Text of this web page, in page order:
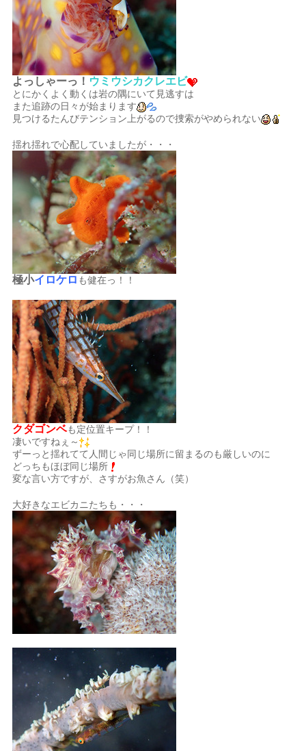
よっしゃーっ！ ウミウシカクレエビ
とにかくよく動くは岩の隅にいて見逃すは
また追跡の日々が始まります
見つけるたんびテンション上がるので捜索がやめられない
揺れ揺れで心配していましたが・・・
極小イロケロ も健在っ！！
クダゴンベも定位置キープ！！
凄いですねぇ～
ずーっと揺れてて人間じゃ同じ場所に留まるのも厳しいのに
どっちもほぼ同じ場所
変な言い方ですが、さすがお魚さん（笑）
大好きなエビカニたちも・・・